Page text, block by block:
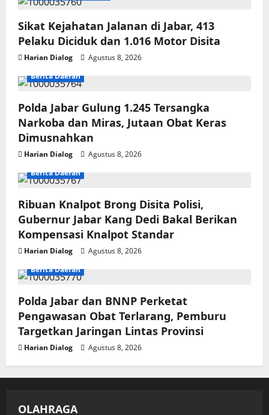
Sikat Kejahatan Jalanan di Jabar, 413
Pelaku Diciduk dan 1.016 Motor Disita
Harian Dialog
Agustus 8, 2026
Berita Daerah
Polda Jabar Gulung 1.245 Tersangka
Narkoba dan Miras, Jutaan Obat Keras
Dimusnahkan
Harian Dialog
Agustus 8, 2026
Berita Daerah
Ribuan Knalpot Brong Disita Polisi,
Gubernur Jabar Kang Dedi Bakal Berikan
Kompensasi Knalpot Standar
Harian Dialog
Agustus 8, 2026
Berita Daerah
Polda Jabar dan BNNP Perketat
Pengawasan Obat Terlarang, Pemburu
Targetkan Jaringan Lintas Provinsi
Harian Dialog Agustus 8, 2026
OLAHRAGA